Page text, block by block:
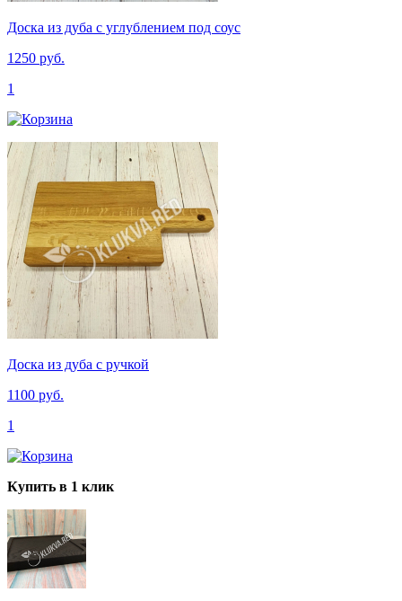
Доска из дуба с углублением под соус
1250 руб.
1
Доска из дуба с ручкой
1100 руб.
1
Купить в 1 клик